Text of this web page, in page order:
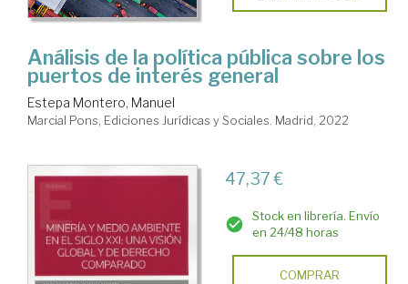
Análisis de la política pública sobre los
puertos de interés general
Estepa Montero, Manuel
Marcial Pons, Ediciones Jurídicas y Sociales. Madrid, 2022
47,37 €
Stock en librería. Envío
en 24/48 horas
COMPRAR